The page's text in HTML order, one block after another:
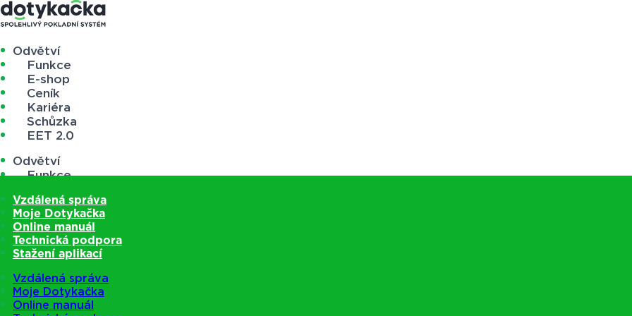
Odvětví
Funkce
E-shop
Ceník
Kariéra
Schůzka
EET 2.0
Odvětví
Funkce
Ceník
Kariéra
Schůzka
EET 2.0
Vzdálená správa
Moje Dotykačka
Online manuál
Technická podpora
Stažení aplikací
Vzdálená správa
Moje Dotykačka
Online manuál